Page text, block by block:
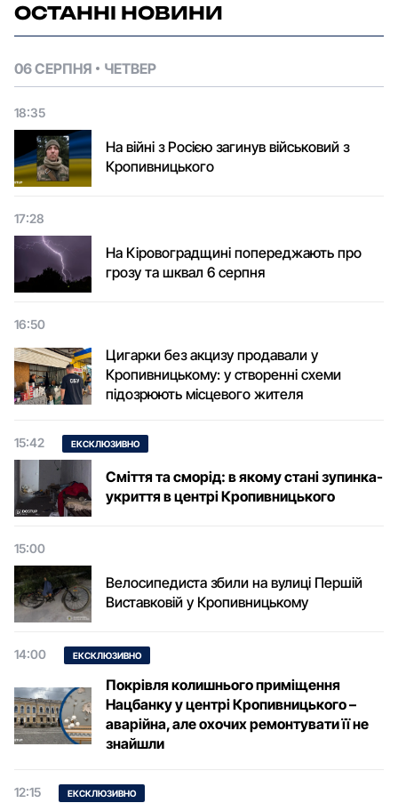
ОСТАННІ НОВИНИ
06 СЕРПНЯ ЧЕТВЕР
18:35
На війні з Росією загинув військовий з
Кропивницького
17:28
На Кіровоградщині попереджають про
грозу та шквал 6 серпня
16:50
Цигарки без акцизу продавали у
Кропивницькому: у створенні схеми
підозрюють місцевого жителя
15:42 ЕКСКЛЮЗИВНО
Сміття та сморід: в якому стані зупинка-
укриття в центрі Кропивницького
15:00
Велосипедиста збили на вулиці Першій
Виставковій у Кропивницькому
14:00 ЕКСКЛЮЗИВНО
Покрівля колишнього приміщення
Нацбанку у центрі Кропивницького –
аварійна, але охочих ремонтувати її не
знайшли
12:15 ЕКСКЛЮЗИВНО